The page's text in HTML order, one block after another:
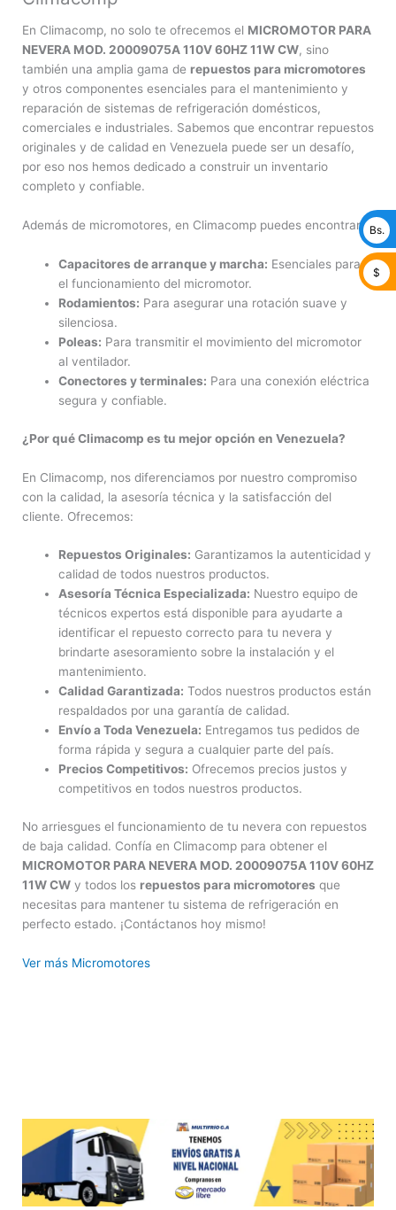
En Climacomp, no solo te ofrecemos el MICROMOTOR PARA
NEVERA MOD. 20009075A 110V 60HZ 11W CW, sino
también una amplia gama de repuestos para micromotores
y otros componentes esenciales para el mantenimiento y
reparación de sistemas de refrigeración domésticos,
comerciales e industriales. Sabemos que encontrar repuestos
originales y de calidad en Venezuela puede ser un desafío,
por eso nos hemos dedicado a construir un inventario
completo y confiable.
Además de micromotores, en Climacomp puedes encontrar:
Capacitores de arranque y marcha: Esenciales para
el funcionamiento del micromotor.
Rodamientos: Para asegurar una rotación suave y
silenciosa.
Poleas: Para transmitir el movimiento del micromotor
al ventilador.
Conectores y terminales: Para una conexión eléctrica
segura y confiable.
¿Por qué Climacomp es tu mejor opción en Venezuela?
En Climacomp, nos diferenciamos por nuestro compromiso
con la calidad, la asesoría técnica y la satisfacción del
cliente. Ofrecemos:
Repuestos Originales: Garantizamos la autenticidad y
calidad de todos nuestros productos.
Asesoría Técnica Especializada: Nuestro equipo de
técnicos expertos está disponible para ayudarte a
identificar el repuesto correcto para tu nevera y
brindarte asesoramiento sobre la instalación y el
mantenimiento.
Calidad Garantizada: Todos nuestros productos están
respaldados por una garantía de calidad.
Envío a Toda Venezuela: Entregamos tus pedidos de
forma rápida y segura a cualquier parte del país.
Precios Competitivos: Ofrecemos precios justos y
competitivos en todos nuestros productos.
No arriesgues el funcionamiento de tu nevera con repuestos
de baja calidad. Confía en Climacomp para obtener el
MICROMOTOR PARA NEVERA MOD. 20009075A 110V 60HZ
11W CW y todos los repuestos para micromotores que
necesitas para mantener tu sistema de refrigeración en
perfecto estado. ¡Contáctanos hoy mismo!
Ver más Micromotores
Bs.
$